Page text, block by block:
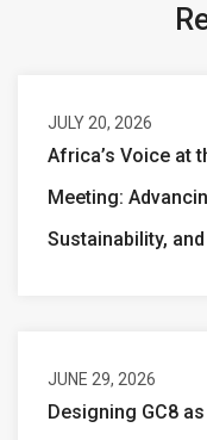
JULY 20, 2026
Africa’s Voice at
Meeting:
Sustainability,
JUNE 29, 2026
Designing GC8